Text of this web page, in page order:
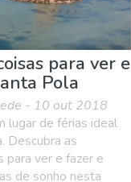
para ver e
Pola
- 10 out 2018
lugar de férias ideal
Descubra as
para ver e fazer e
de sonho nesta